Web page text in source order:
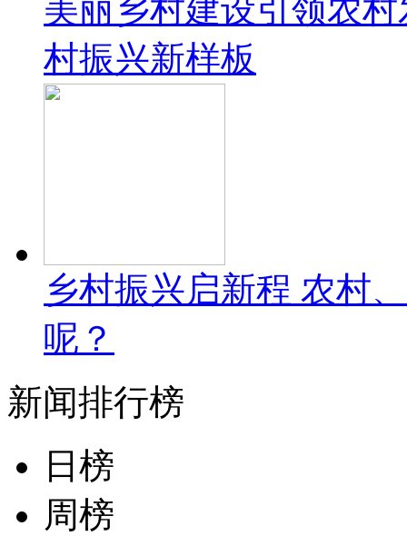
美丽乡村建设引领农
村振兴新样板
乡村振兴启新程 农村
呢？
新闻排行榜
日榜
周榜